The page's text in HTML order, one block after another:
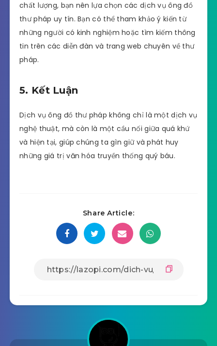
chất lượng, bạn nên lựa chọn các dịch vụ ông đồ
thư pháp uy tín. Bạn có thể tham khảo ý kiến từ
những người có kinh nghiệm hoặc tìm kiếm thông
tin trên các diễn đàn và trang web chuyên về thư
pháp.
5. Kết Luận
Dịch vụ ông đồ thư pháp không chỉ là một dịch vụ
nghệ thuật, mà còn là một cầu nối giữa quá khứ
và hiện tại, giúp chúng ta gìn giữ và phát huy
những giá trị văn hóa truyền thống quý báu.
Share Article: